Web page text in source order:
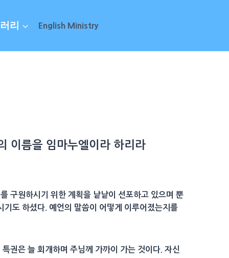
리 English Ministry
이름을 임마누엘이라 하리라
구원하시기 위한 계획을 낱낱이 선포하고 있으며 뿐
도 하셨다. 예언의 말씀이 어떻게 이루어졌는지를
권은 늘 회개하며 주님께 가까이 가는 것이다. 자신